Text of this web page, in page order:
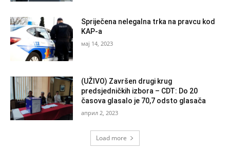
Spriječena nelegalna trka na pravcu kod
KAP-a
мај 14, 2023
(UŽIVO) Završen drugi krug
predsjedničkih izbora – CDT: Do 20
časova glasalo je 70,7 odsto glasača
април 2, 2023
Load more